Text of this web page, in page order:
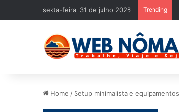
sexta-feira, 31 de julho 2026 Trending
Home / Setup minimalista e equipamentos